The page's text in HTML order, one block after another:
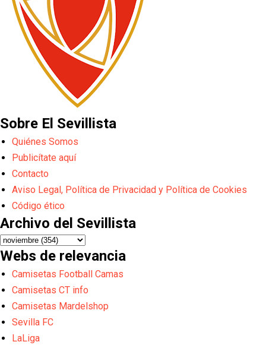
Sobre El Sevillista
Quiénes Somos
Publicítate aquí
Contacto
Aviso Legal, Política de Privacidad y Política de Cookies
Código ético
Archivo del Sevillista
Webs de relevancia
Camisetas Football Camas
Camisetas CT info
Camisetas Mardelshop
Sevilla FC
LaLiga